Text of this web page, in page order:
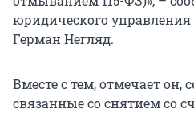
юридического
Герман Негляд.
Вместе с тем, отмечает он,
связанные со снятием со